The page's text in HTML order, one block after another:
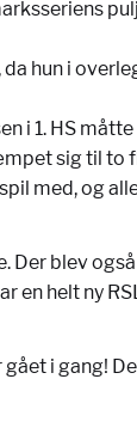
hun i
i 1. HS
sig til to
med, og
Der blev
helt ny
i gang!